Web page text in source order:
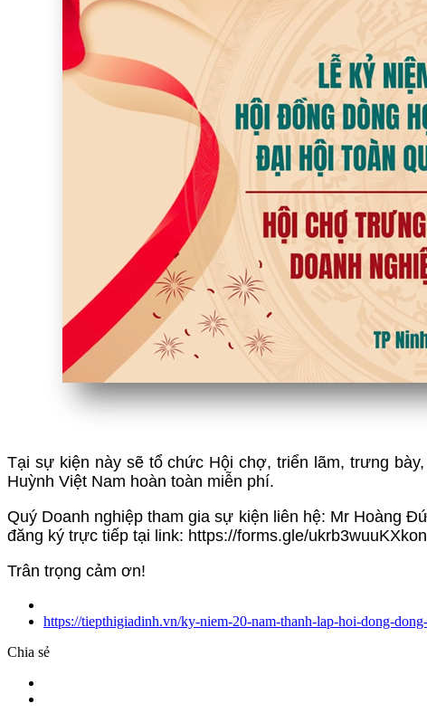
Tại sự kiện này sẽ tổ chức Hội chợ, triển lãm, trưng
Huỳnh Việt Nam hoàn toàn miễn phí.
Quý Doanh nghiệp tham gia sự kiện liên hệ: Mr Hoàng
đăng ký trực tiếp tại link: https://forms.gle/
Trân trọng cảm ơn!
https://tiepthigiadinh.vn/ky-niem-20-nam-thanh-lap-hoi-dong-
Chia sẻ